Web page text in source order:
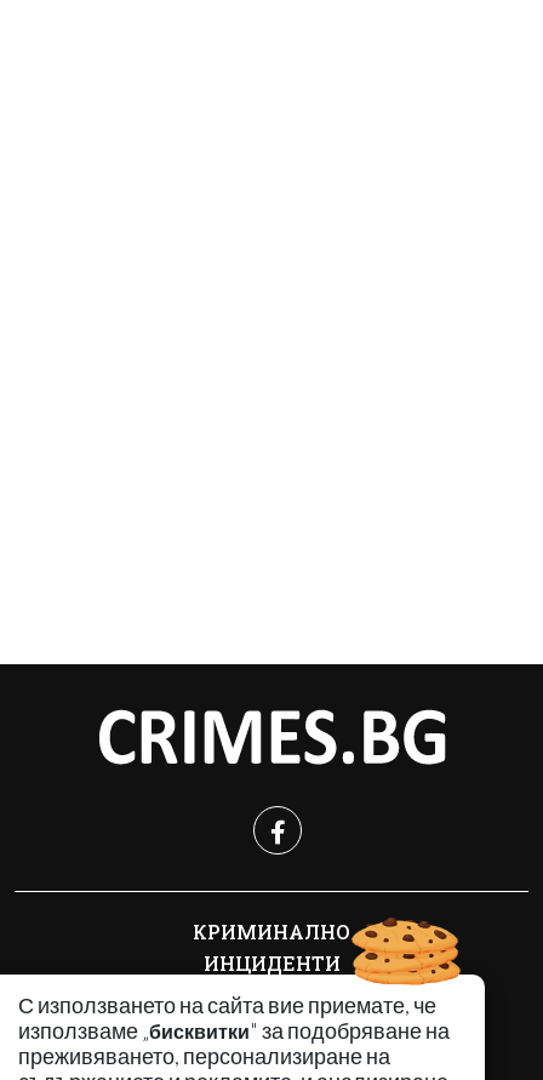
С използването на сайта вие приемате, че
използваме „бисквитки" за подобряване на
преживяването, персонализиране на
КРИМИНАЛНО
ИНЦИДЕНТИ
АНАЛИЗИ
ПО СВЕТА
ВОДЕЩИ ТЕМИ